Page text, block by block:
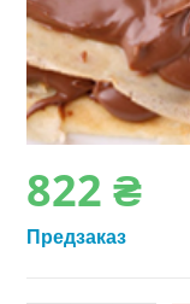
822₴
Предзаказ